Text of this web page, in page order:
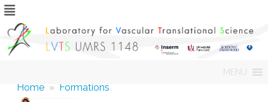
MENU
Home » Formations